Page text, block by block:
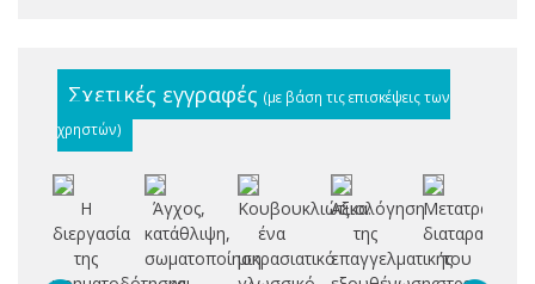
Σχετικές εγγραφές (με βάση τις επισκέψεις των
χρηστών)
Η
διεργασία
της
Άγχος,
κατάθλιψη,
σωματοποίηση
Κουβουκλιώτικα:
ένα
μικρασιατικό
Αξιολόγηση
της
επαγγελματικής
διαταραχή
του